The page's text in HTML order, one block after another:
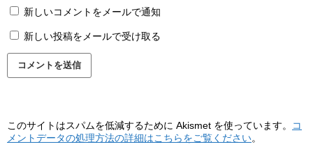
新しいコメントをメールで通知
新しい投稿をメールで受け取る
このサイトはスパムを低減するために Akismet を使っています。
コ
メントデータの処理方法の詳細はこちらをご覧ください。